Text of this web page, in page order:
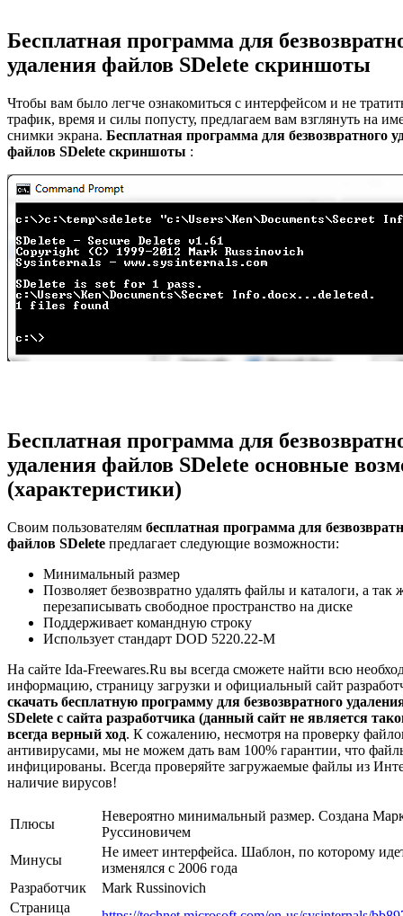
Бесплатная программа для
удаления файлов SDelete скриншоты
Чтобы вам было легче ознакомиться с интерфейсом и не
трафик, время и силы попусту, предлагаем вам взглянуть на
снимки экрана. Бесплатная программа для безвозвратного
файлов SDelete скриншоты :
Бесплатная программа для
удаления файлов SDelete основные
(характеристики)
Своим пользователям бесплатная программа для
файлов SDelete предлагает следующие возможности:
Минимальный размер
Позволяет безвозвратно удалять файлы и каталоги, а так
перезаписывать свободное пространство на диске
Поддерживает командную строку
Использует стандарт DOD 5220.22-M
На сайте Ida-Freewares.Ru вы всегда сможете найти всю
информацию, страницу загрузки и официальный сайт
скачать бесплатную программу для безвозвратного
SDelete с сайта разработчика (данный сайт не является
всегда верный ход. К сожалению, несмотря на проверку
антивирусами, мы не можем дать вам 100% гарантии, что
инфицированы. Всегда проверяйте загружаемые файлы из
наличие вирусов!
Плюсы
Невероятно минимальный размер. Создана
Руссиновичем
Минусы
Не имеет интерфейса. Шаблон, по которому
изменялся с 2006 года
Разработчик
Mark Russinovich
Страница